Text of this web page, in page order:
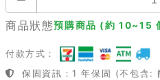
商品狀態預購商品 (約 10~15
付款方式：
保固資訊：1 年保固 (不包含: